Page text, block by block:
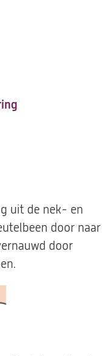
uit de nek- en
door naar
door